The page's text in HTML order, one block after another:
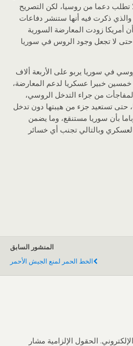
تطلب دعما من روسيا، لكن التصريح
ذكرت فيه أنها ستنشر دفاعات
أمريكا زودت المعارضة السورية
حتى لا تجعل وجود الروس في سوريا
في سوريا يربو على الأربعة ألاف
خبيرا عسكريا لدعم المعارضة،
المفاجأت من جراء التدخل الروسي،
حتى تستعيد جزء من هيبتها دون تدخل
بأن سوريا مستنقع، وما يضمن
وبالتالي تجنب أي خسائر
المنشور السابق
الخط الحمر لمنع الجيش الأحمر
الحقول الإلزامية مشار